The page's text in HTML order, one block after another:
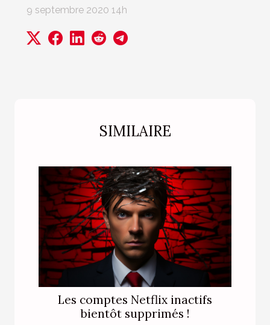
SIMILAIRE
Les comptes Netflix inactifs
bientôt supprimés !
9 septembre 2020 14h